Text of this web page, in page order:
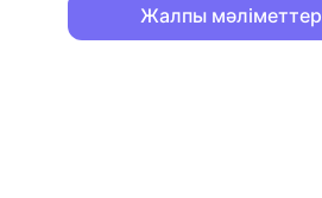
Жалпы мәліметтер